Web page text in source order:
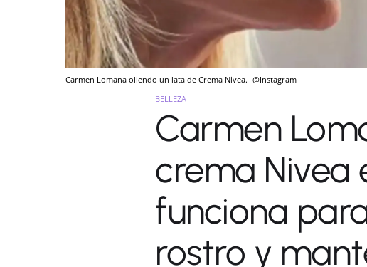
Carmen Lomana oliendo un lata de Crema Nivea. @Instagram
BELLEZA
Carmen
crema Nivea
funciona
rostro y